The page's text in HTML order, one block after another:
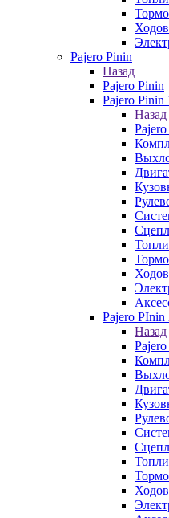
Pajero Pinin
Назад
Pajero Pinin
Pajero Pinin
Назад
Pajero
Назад